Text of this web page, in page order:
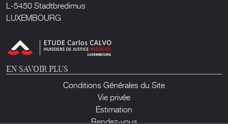
L-5450 Stadtbredimus
LUXEMBOURG
EN SAVOIR PLUS
Conditions Générales du Site
Vie privée
Estimation
Rendez-vous